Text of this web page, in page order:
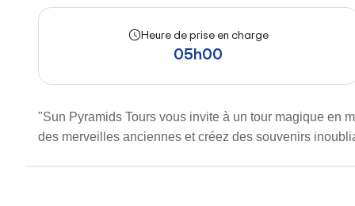
Heure de prise en charge
05h00
"Sun Pyramids Tours vous invite à un tour magique en
des merveilles anciennes et créez des souvenirs